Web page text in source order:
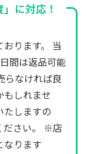
に対応！
おります。 当
間は返品可能
らなければ良
もしれませ
たしますの
ださい。 ※店
なります